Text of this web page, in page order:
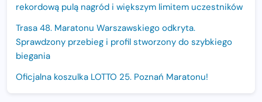
rekordową pulą nagród i większym limitem uczestników
Trasa 48. Maratonu Warszawskiego odkryta.
Sprawdzony przebieg i profil stworzony do szybkiego
biegania
Oficjalna koszulka LOTTO 25. Poznań Maratonu!